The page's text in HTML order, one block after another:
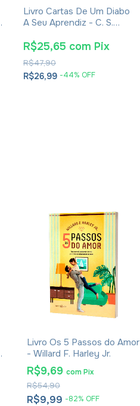
Livro Cartas De Um Diabo
A Seu Aprendiz - C. S.
R$26,99 -44% OFF
R$47,90
R$25,65 com Pix
Livro Os 5 Passos do Amor
- Willard F. Harley Jr.
R$9,99 -82% OFF
R$54,90
R$9,69 comPix